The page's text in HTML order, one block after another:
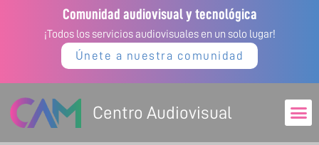
Comunidad audiovisual y tecnológica
¡Todos los servicios audiovisuales en un solo lugar!
Únete a nuestra comunidad
Centro Audiovisual